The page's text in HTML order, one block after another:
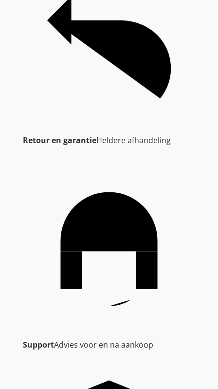
Retour en garantieHeldere afhandeling
SupportAdvies voor en na aankoop